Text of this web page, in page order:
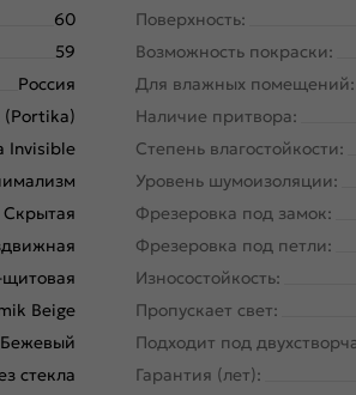
60
59
Россия
(Portika)
Invisible
Скрытая
Beige
Бежевый
стекла
Поверхность:
Возможность покраски:
Для влажных помещений:
Наличие притвора:
Степень влагостойкости:
Уровень шумоизоляции:
Фрезеровка под замок:
Фрезеровка под петли:
Износостойкость:
Пропускает свет:
Подходит под
Гарантия (лет):